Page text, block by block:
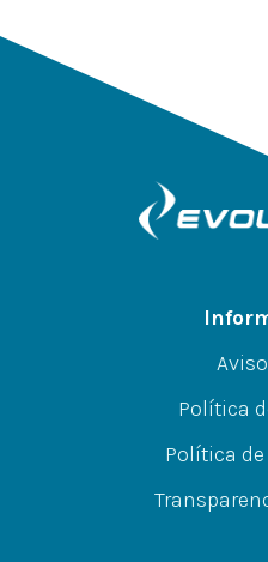
Política
Política